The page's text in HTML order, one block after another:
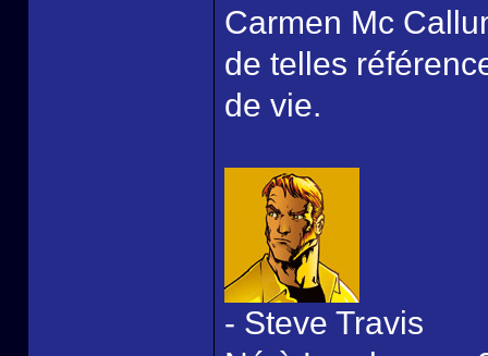
Carmen Mc
de telles
de vie.
- Steve Travis